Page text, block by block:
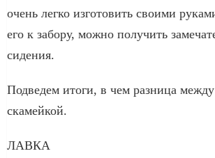
очень легко изготовить своими
его к забору, можно получить
сидения.
Подведем итоги, в чем разница
скамейкой.
ЛАВКА